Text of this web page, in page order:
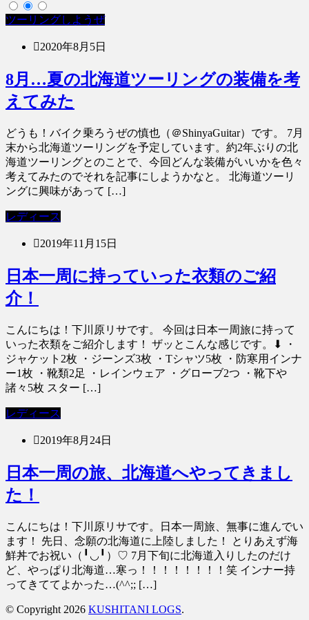
ツーリングしようぜ
2020年8月5日
8月…夏の北海道ツーリングの装備を考
えてみた
どうも！バイク乗ろうぜの慎也（＠ShinyaGuitar）です。 7月
末から北海道ツーリングを予定しています。約2年ぶりの北
海道ツーリングとのことで、今回どんな装備がいいかを色々
考えてみたのでそれを記事にしようかなと。 北海道ツーリ
ングに興味があって […]
レディース
2019年11月15日
日本一周に持っていった衣類のご紹
介！
こんにちは！下川原リサです。 今回は日本一周旅に持って
いった衣類をご紹介します！ ザッとこんな感じです。⬇︎ ・
ジャケット2枚 ・ジーンズ3枚 ・Tシャツ5枚 ・防寒用インナ
ー1枚 ・靴類2足 ・レインウェア ・グローブ2つ ・靴下や
諸々5枚 スター […]
レディース
2019年8月24日
日本一周の旅、北海道へやってきまし
た！
こんにちは！下川原リサです。日本一周旅、無事に進んでい
ます！ 先日、念願の北海道に上陸しました！ とりあえず海
鮮丼でお祝い（╹◡╹）♡ 7月下旬に北海道入りしたのだけ
ど、やっぱり北海道…寒っ！！！！！！！！笑 インナー持
ってきててよかった…(^^;; […]
© Copyright 2026 KUSHITANI LOGS.